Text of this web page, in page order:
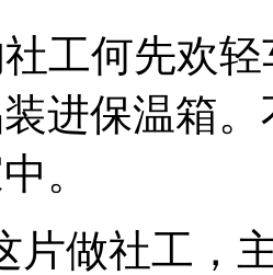
何先欢轻
进保温箱
。
做社工，主